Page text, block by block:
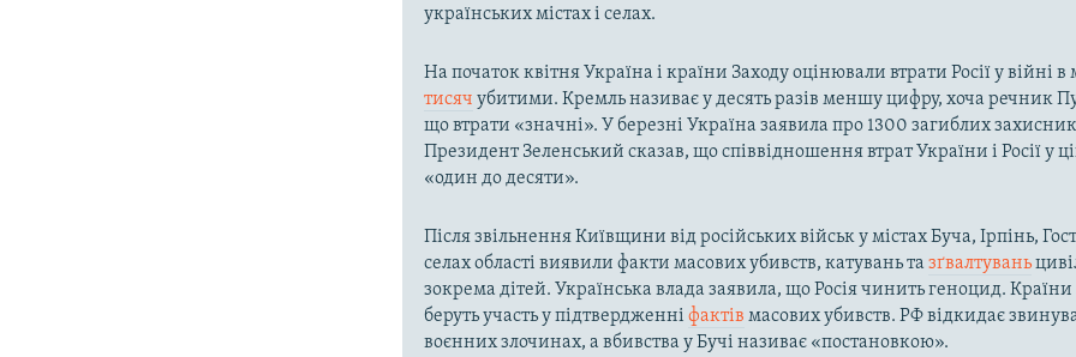
українських містах і селах.
На початок квітня Україна і країни Заходу оцінювали втрати Росії у війні
тисяч убитими. Кремль називає у десять разів меншу цифру, хоча речник
що втрати «значні». У березні Україна заявила про 1300 загиблих
Президент Зеленський сказав, що співвідношення втрат України і Росії у
«один до десяти».
Після звільнення Київщини від російських військ у містах Буча, Ірпінь,
селах області виявили факти масових убивств, катувань тазґвалтувань
зокрема дітей. Українська влада заявила, що Росія чинить геноцид. Країни
беруть участь у підтвердженніфактів масових убивств. РФ відкидає
воєнних злочинах, а вбивства у Бучі називає «постановкою».